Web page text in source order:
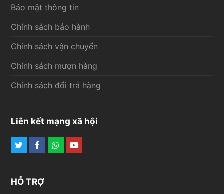
Bảo mật thông tin
Chính sách bảo hành
Chính sách vận chuyển
Chính sách mượn hàng
Chính sách đổi trả hàng
Liên kết mạng xã hội
TwitterFacebook
Whatsapp
Youtube
HỖ TRỢ